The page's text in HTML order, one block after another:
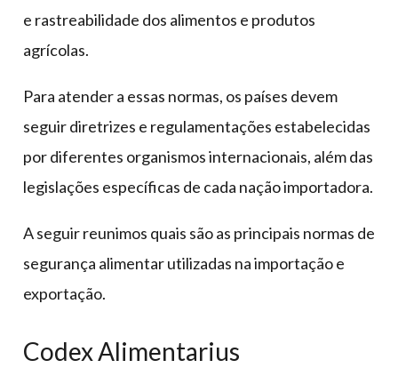
e rastreabilidade dos alimentos e produtos
agrícolas.
Para atender a essas normas, os países devem
seguir diretrizes e regulamentações estabelecidas
por diferentes organismos internacionais, além das
legislações específicas de cada nação importadora.
A seguir reunimos quais são as principais normas de
segurança alimentar utilizadas na importação e
exportação.
Codex Alimentarius